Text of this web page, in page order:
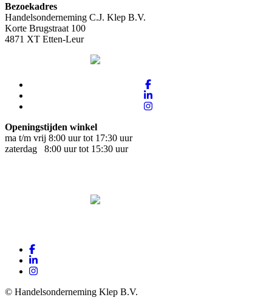
Bezoekadres
Handelsonderneming C.J. Klep B.V.
Korte Brugstraat 100
4871 XT Etten-Leur
Openingstijden winkel
ma t/m vrij 8:00 uur tot 17:30 uur
zaterdag 8:00 uur tot 15:30 uur
© Handelsonderneming Klep B.V.